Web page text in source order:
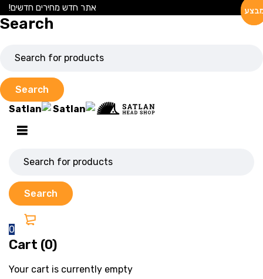
אתר חדש מחירים חדשים!
Search
0
Cart (0)
Your cart is currently empty